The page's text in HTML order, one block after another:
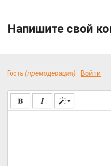
Напишите свой
Гость (премодерация) Войти